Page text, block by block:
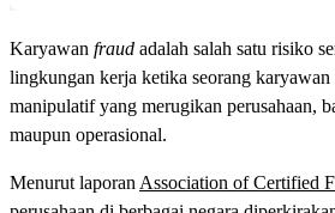
Karyawan fraud adalah salah satu risiko
lingkungan kerja ketika seorang
manipulatif yang merugikan perusahaan,
maupun operasional.
Menurut laporan Association of Certified